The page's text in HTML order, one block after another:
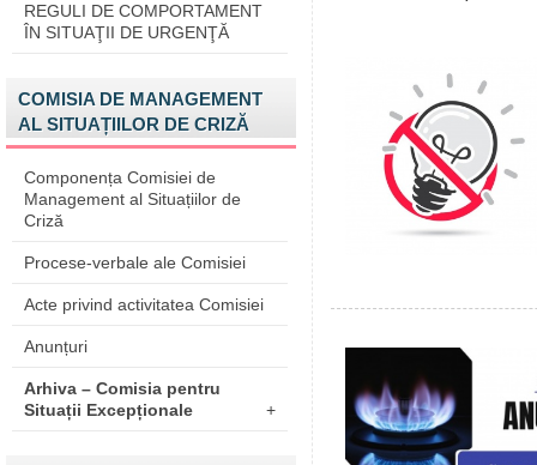
REGULI DE COMPORTAMENT
ÎN SITUAŢII DE URGENŢĂ
COMISIA DE MANAGEMENT
AL SITUAȚIILOR DE CRIZĂ
Componența Comisiei de
Management al Situațiilor de
Criză
Procese-verbale ale Comisiei
Acte privind activitatea Comisiei
Anunțuri
Arhiva – Comisia pentru
Situații Excepționale
+